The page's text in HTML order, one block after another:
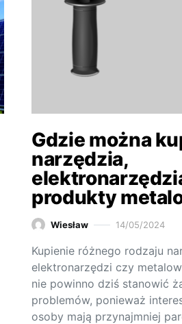
Gdzie można
narzędzia,
produkty
Wiesław 14/05/2024
Kupienie różnego rodzaju
elektronarzędzi czy
nie powinno dziś stanowić
problemów, ponieważ
osoby mają przynajmniej